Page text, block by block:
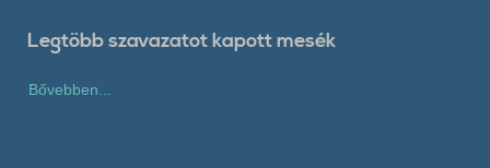
Legtöbb szavazatot kapott mesék
Bővebben...